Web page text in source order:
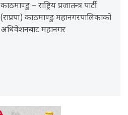
काठमाण्डु – राष्ट्रिय प्रजातन्त्र पार्टी
(राप्रपा) काठमाण्डु महानगरपालिकाको
अधिवेशनबाट महानगर